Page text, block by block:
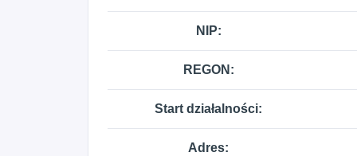
NIP:
REGON:
Start działalności:
Adres: